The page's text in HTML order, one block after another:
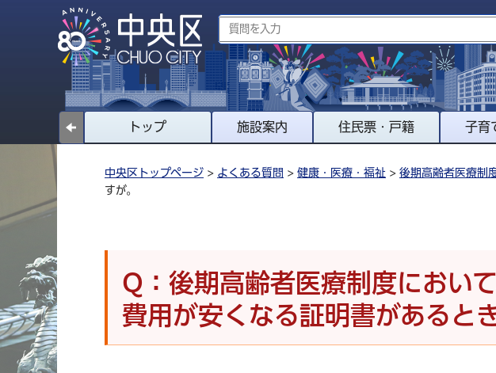
トップ 施設案内 住民票・戸籍 子育
中央区トップページ > よくある質問 > 健康・医療・福祉 > 後期高齢者医療制
すが。
Q：後期高齢者医療制度におい
費用が安くなる証明書があると